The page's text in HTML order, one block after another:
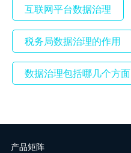
互联网平台数据治理
税务局数据治理的作用
数据治理包括哪几个方面
产品矩阵